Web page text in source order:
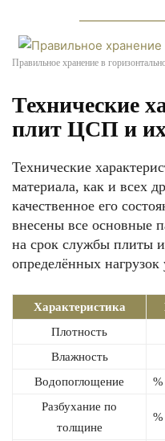
Правильное хранение в
Технические
плит ЦСП и
Технические
материала, как и всех
качественное его
внесены все основные
на срок службы плиты
определённых
Характеристика
Плотность
Влажность
Водопоглощение
%
Разбухание по
толщине
%